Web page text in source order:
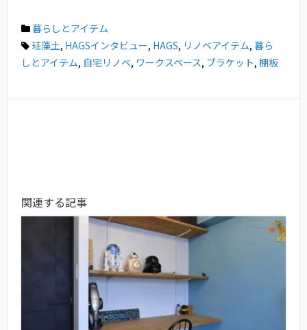
暮らしとアイテム
珪藻土, HAGSインタビュー, HAGS, リノベアイテム, 暮ら
しとアイテム, 自宅リノベ, ワークスペース, ブラケット, 棚板
関連する記事